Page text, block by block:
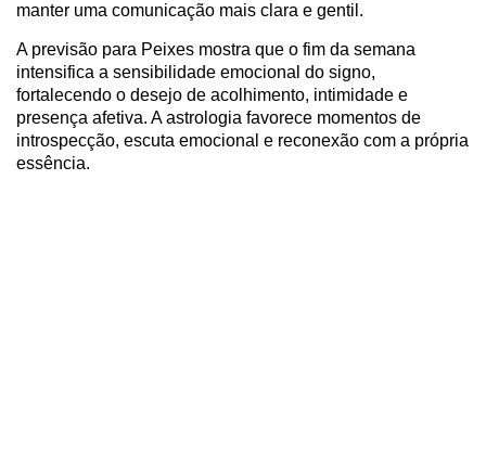
manter uma comunicação mais clara e gentil.
A previsão para Peixes mostra que o fim da semana
intensifica a sensibilidade emocional do signo,
fortalecendo o desejo de acolhimento, intimidade e
presença afetiva. A astrologia favorece momentos de
introspecção, escuta emocional e reconexão com a própria
essência.